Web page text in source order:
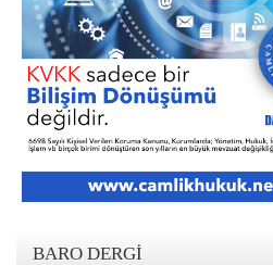
BARO DERGI